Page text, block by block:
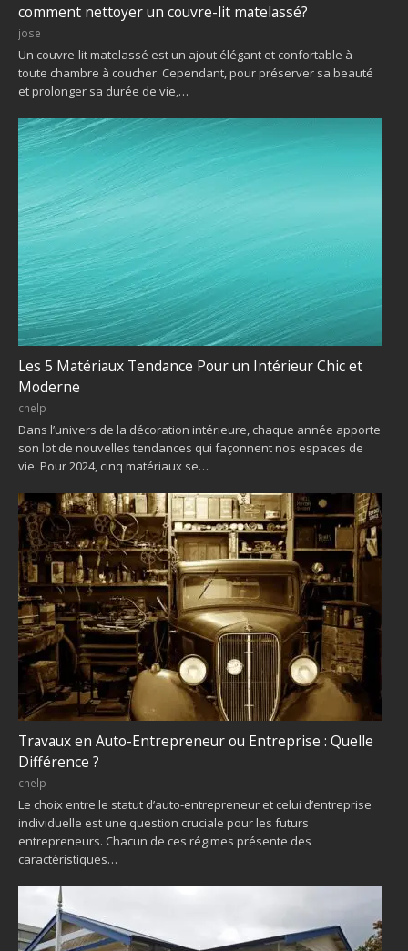
comment nettoyer un couvre-lit matelassé?
jose
Un couvre-lit matelassé est un ajout élégant et confortable à
toute chambre à coucher. Cependant, pour préserver sa beauté
et prolonger sa durée de vie,…
Les 5 Matériaux Tendance Pour un Intérieur Chic et
Moderne
chelp
Dans l’univers de la décoration intérieure, chaque année apporte
son lot de nouvelles tendances qui façonnent nos espaces de
vie. Pour 2024, cinq matériaux se…
Travaux en Auto-Entrepreneur ou Entreprise : Quelle
Différence ?
chelp
Le choix entre le statut d’auto-entrepreneur et celui d’entreprise
individuelle est une question cruciale pour les futurs
entrepreneurs. Chacun de ces régimes présente des
caractéristiques…